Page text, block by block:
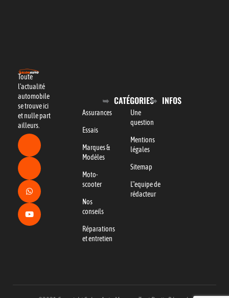
Toute
l’actualité
automobile
se trouve ici
et nulle part
ailleurs.
CATÉGORIES
Assurances
Essais
Marques &
Modèles
Moto-
scooter
Nos
conseils
Réparations
et entretien
INFOS
Une
question
Mentions
légales
Sitemap
L"equipe de
rédacteur